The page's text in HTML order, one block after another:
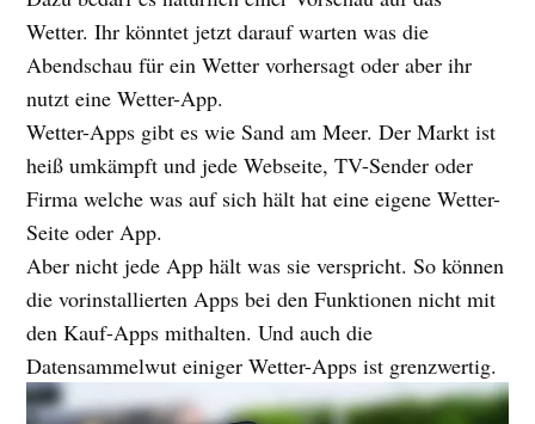
Wetter. Ihr könntet jetzt darauf warten was die
Abendschau für ein Wetter vorhersagt oder aber ihr
nutzt eine Wetter-App.
Wetter-Apps gibt es wie Sand am Meer. Der Markt ist
heiß umkämpft und jede Webseite, TV-Sender oder
Firma welche was auf sich hält hat eine eigene Wetter-
Seite oder App.
Aber nicht jede App hält was sie verspricht. So können
die vorinstallierten Apps bei den Funktionen nicht mit
den Kauf-Apps mithalten. Und auch die
Datensammelwut einiger Wetter-Apps ist grenzwertig.